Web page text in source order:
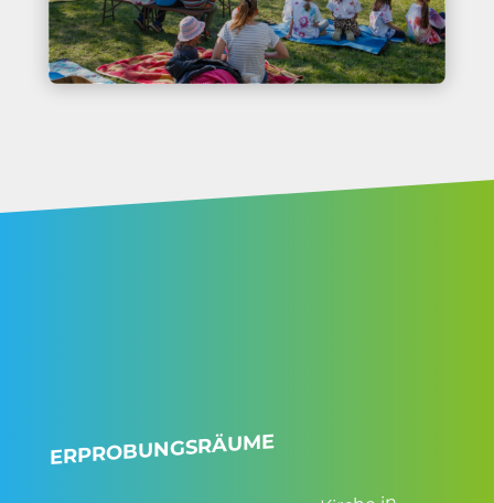
ERPROBUNGSRÄUME